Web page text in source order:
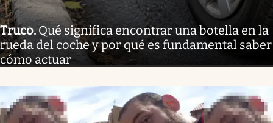
Truco.Qué significa encontrar una botella en la
rueda del coche y por qué es fundamental saber
cómo actuar